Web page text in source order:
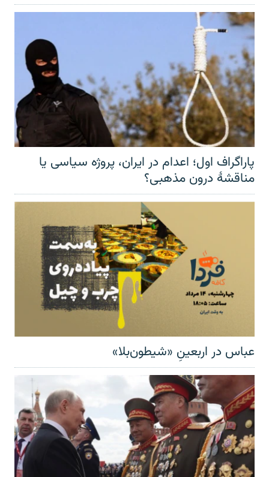
پاراگراف اول؛ اعدام در ایران، پروژه سیاسی یا
مناقشهٔ درون مذهبی؟
عباس در اربعینِ «شیطون‌بلا»